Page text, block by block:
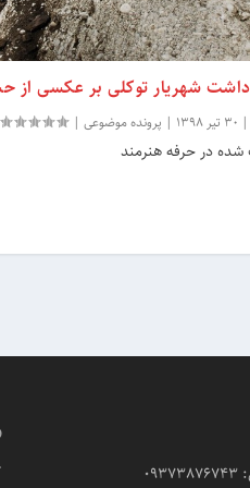
شهریار توکلی بر عکسی از
| 30 تیر 1398 | پرونده موضوعی |
در حرفه هنرمند